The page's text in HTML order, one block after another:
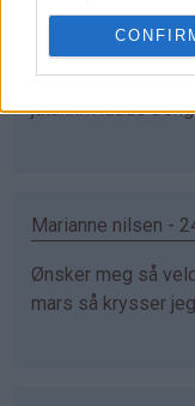
Gunn-Mari -
jatakk!!Hadde
Marianne nilsen -
Ønsker meg så
mars så krysser